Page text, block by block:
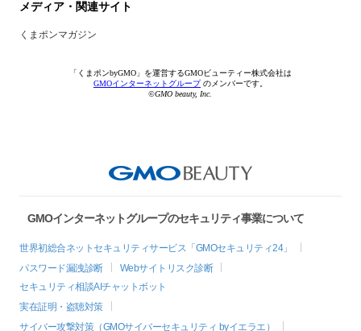
メディア・関連サイト
くまポンマガジン
「くまポンbyGMO」を運営するGMOビューティー株式会社は
GMOインターネットグループのメンバーです。
©GMO beauty, Inc.
GMOインターネットグループのセキュリティ事業について
世界初総合ネットセキュリティサービス「GMOセキュリティ24」
パスワード漏洩診断
Webサイトリスク診断
セキュリティ相談AIチャットボット
実在証明・盗聴対策
サイバー攻撃対策（GMOサイバーセキュリティ byイエラエ）